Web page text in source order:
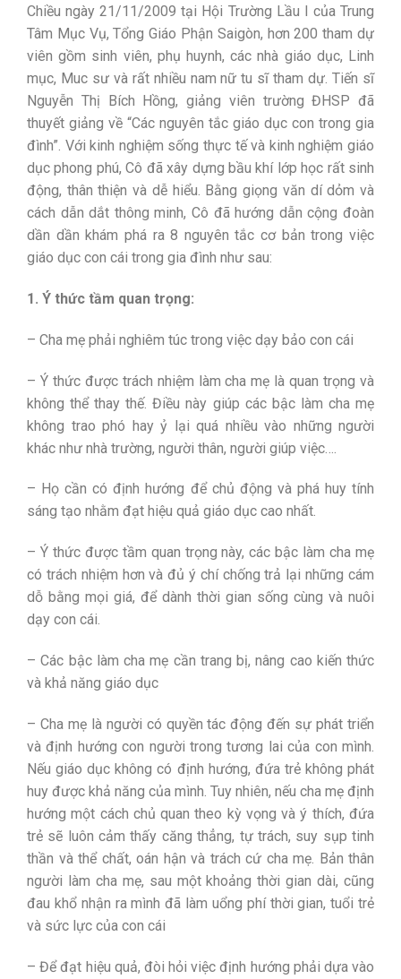
Chiều ngày 21/11/2009 tại Hội Trường Lầu I của Trung
Tâm Mục Vụ, Tổng Giáo Phận Saigòn, hơn 200 tham dự
viên gồm sinh viên, phụ huynh, các nhà giáo dục, Linh
mục, Muc sư và rất nhiều nam nữ tu sĩ tham dự. Tiến sĩ
Nguyễn Thị Bích Hồng, giảng viên trường ĐHSP đã
thuyết giảng về “Các nguyên tắc giáo dục con trong gia
đình”. Với kinh nghiệm sống thực tế và kinh nghiệm giáo
dục phong phú, Cô đã xây dựng bầu khí lớp học rất sinh
động, thân thiện và dễ hiểu. Bằng giọng văn dí dỏm và
cách dẫn dắt thông minh, Cô đã hướng dẫn cộng đoàn
dần dần khám phá ra 8 nguyên tắc cơ bản trong việc
giáo dục con cái trong gia đình như sau:
1. Ý thức tầm quan trọng:
– Cha mẹ phải nghiêm túc trong việc dạy bảo con cái
– Ý thức được trách nhiệm làm cha mẹ là quan trọng và
không thể thay thế. Điều này giúp các bậc làm cha mẹ
không trao phó hay ỷ lại quá nhiều vào những người
khác như nhà trường, người thân, người giúp việc….
– Họ cần có định hướng để chủ động và phá huy tính
sáng tạo nhằm đạt hiệu quả giáo dục cao nhất.
– Ý thức được tầm quan trọng này, các bậc làm cha mẹ
có trách nhiệm hơn và đủ ý chí chống trả lại những cám
dỗ bằng mọi giá, để dành thời gian sống cùng và nuôi
dạy con cái.
– Các bậc làm cha mẹ cần trang bị, nâng cao kiến thức
và khả năng giáo dục
– Cha mẹ là người có quyền tác động đến sự phát triển
và định hướng con người trong tương lai của con mình.
Nếu giáo dục không có định hướng, đứa trẻ không phát
huy được khả năng của mình. Tuy nhiên, nếu cha mẹ định
hướng một cách chủ quan theo kỳ vọng và ý thích, đứa
trẻ sẽ luôn cảm thấy căng thẳng, tự trách, suy sụp tinh
thần và thể chất, oán hận và trách cứ cha mẹ. Bản thân
người làm cha mẹ, sau một khoảng thời gian dài, cũng
đau khổ nhận ra mình đã làm uổng phí thời gian, tuổi trẻ
và sức lực của con cái
– Để đạt hiệu quả, đòi hỏi việc định hướng phải dựa vào